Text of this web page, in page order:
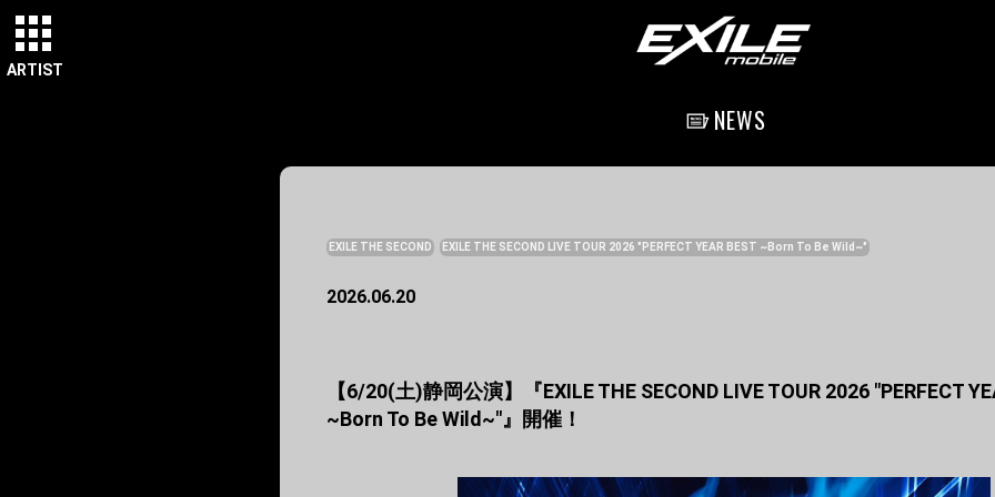
ARTIST
NEWS
EXILE THE SECOND EXILE THE SECOND LIVE TOUR 2026 "PERFECT YEAR BEST ~Born To Be Wild~"
2026.06.20
【6/20(土)静岡公演】『EXILE THE SECOND LIVE TOUR 2026 "PERFECT
~Born To Be Wild~"』開催！